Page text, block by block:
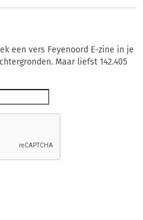
een vers Feyenoord E-zine in je
Maar liefst 142.405